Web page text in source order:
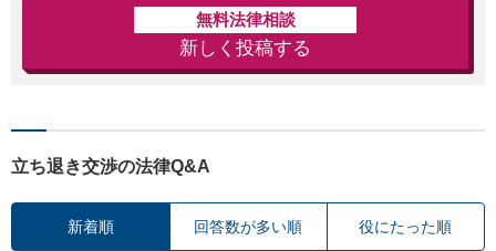
無料法律相談
新しく投稿する
立ち退き交渉の法律Q&A
新着順 回答数が多い順 役にたった順